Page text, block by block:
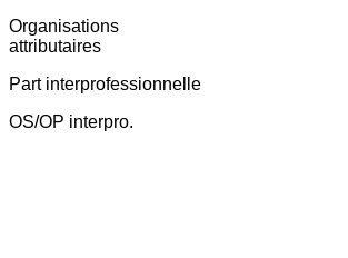
Organisations
attributaires
Part interprofessionnelle
OS/OP interpro.